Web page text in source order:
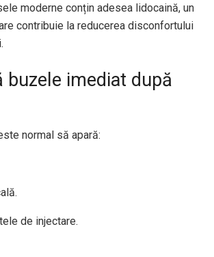
moderne conțin adesea lidocaină, un
contribuie la reducerea disconfortului
buzele imediat după
normal să apară:
de injectare.